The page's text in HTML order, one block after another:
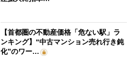
【首都圏の不動産価格「危ない駅」ラ
ンキング】“中古マンション売れ行き鈍
化”のワー…